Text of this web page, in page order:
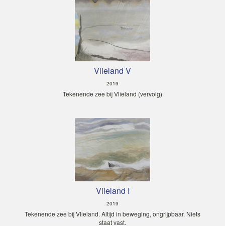
Vlieland V
2019
Tekenende zee bij Vlieland (vervolg)
Vlieland I
2019
Tekenende zee bij Vlieland. Altijd in beweging, ongrijpbaar. Niets
staat vast.